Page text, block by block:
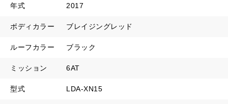
年式 2017
ボディカラー ブレイジングレッド
ルーフカラー ブラック
ミッション 6AT
型式 LDA-XN15